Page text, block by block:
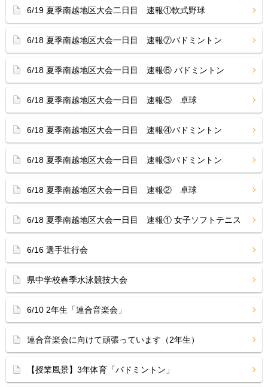
6/19 夏季南越地区大会二日目 速報①軟式野球
6/18 夏季南越地区大会一日目 速報⑦バドミントン
6/18 夏季南越地区大会一日目 速報⑥ バドミントン
6/18 夏季南越地区大会一日目 速報⑤ 卓球
6/18 夏季南越地区大会一日目 速報④バドミントン
6/18 夏季南越地区大会一日目 速報③バドミントン
6/18 夏季南越地区大会一日目 速報② 卓球
6/18 夏季南越地区大会一日目 速報① 女子ソフトテニス
6/16 選手壮行会
県中学校春季水泳競技大会
6/10 2年生「連合音楽会」
連合音楽会に向けて頑張っています（2年生）
【授業風景】3年体育「バドミントン」